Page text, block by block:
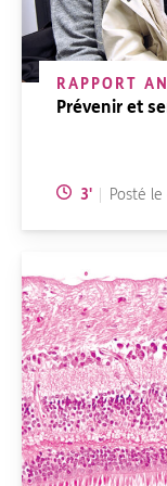
RAPPORT
Prévenir et
Temps de
3' Posté le